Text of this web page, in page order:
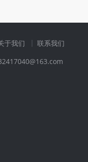
于我们
联系我们